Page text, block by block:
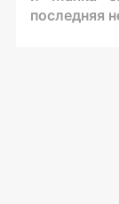
последняя